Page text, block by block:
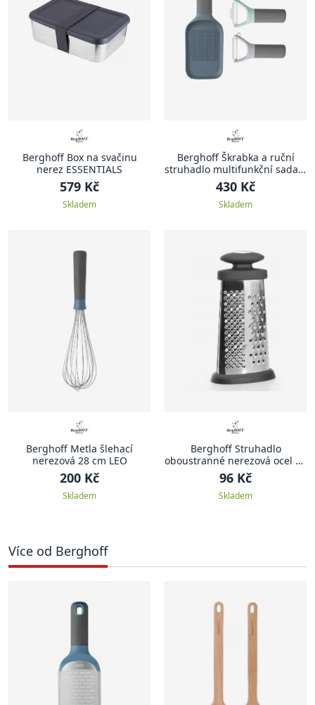
Berghoff Box na svačinu
nerez ESSENTIALS
579 Kč
Skladem
Berghoff Škrabka a ruční
struhadlo multifunkční sada 3
ks
430 Kč
Skladem
Berghoff Metla šlehací
nerezová 28 cm LEO
200 Kč
Skladem
Berghoff Struhadlo
oboustranné nerezová ocel 24
cm
96 Kč
Skladem
Více od Berghoff